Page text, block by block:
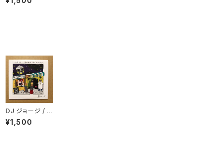
ード屋がやりたく
DJ ジョージ / コ
ーヒー屋とレコ
ード屋がやりたく
¥1,500